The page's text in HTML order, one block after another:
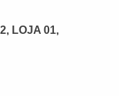
LOJA 01,